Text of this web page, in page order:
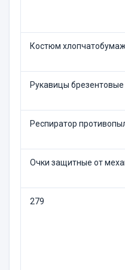
Костюм
Рукавицы брезентовые
Респиратор
Очки защитные от
279